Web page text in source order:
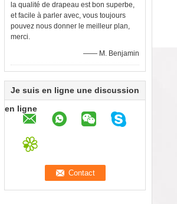
la qualité de drapeau est bon superbe,
et facile à parler avec, vous toujours
pouvez nous donner le meilleur plan,
merci.
—— M. Benjamin
Je suis en ligne une discussion
en ligne